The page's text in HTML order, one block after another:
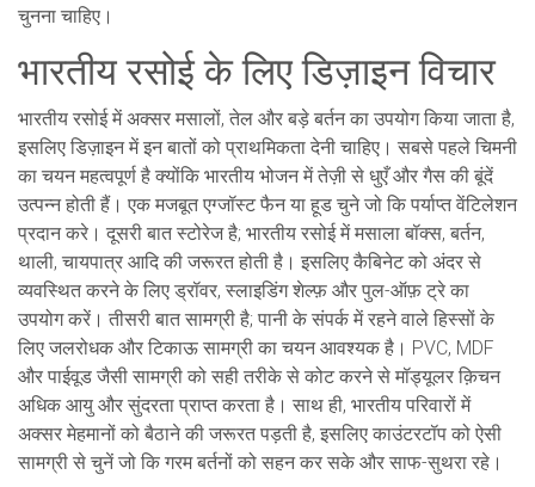
चुनना चाहिए।
भारतीय रसोई के लिए डिज़ाइन विचार
भारतीय रसोई में अक्सर मसालों, तेल और बड़े बर्तन का उपयोग किया जाता है,
इसलिए डिज़ाइन में इन बातों को प्राथमिकता देनी चाहिए। सबसे पहले चिमनी
का चयन महत्वपूर्ण है क्योंकि भारतीय भोजन में तेज़ी से धुएँ और गैस की बूंदें
उत्पन्न होती हैं। एक मजबूत एग्जॉस्ट फैन या हूड चुने जो कि पर्याप्त वेंटिलेशन
प्रदान करे। दूसरी बात स्टोरेज है; भारतीय रसोई में मसाला बॉक्स, बर्तन,
थाली, चायपात्र आदि की जरूरत होती है। इसलिए कैबिनेट को अंदर से
व्यवस्थित करने के लिए ड्रॉवर, स्लाइडिंग शेल्फ़ और पुल-ऑफ़ ट्रे का
उपयोग करें। तीसरी बात सामग्री है; पानी के संपर्क में रहने वाले हिस्सों के
लिए जलरोधक और टिकाऊ सामग्री का चयन आवश्यक है। PVC, MDF
और पाईवूड जैसी सामग्री को सही तरीके से कोट करने से मॉड्यूलर क़िचन
अधिक आयु और सुंदरता प्राप्त करता है। साथ ही, भारतीय परिवारों में
अक्सर मेहमानों को बैठाने की जरूरत पड़ती है, इसलिए काउंटरटॉप को ऐसी
सामग्री से चुनें जो कि गरम बर्तनों को सहन कर सके और साफ-सुथरा रहे।